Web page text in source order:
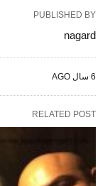
PUBLISHED BY
nagard
6 سال AGO
RELATED POST